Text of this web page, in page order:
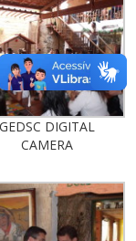
GEDSC DIGITAL
CAMERA